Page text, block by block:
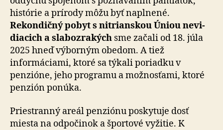
histórie a prírody môžu byť naplnené.
Rekondičný pobyt s nitrianskou Úniou ne­vi­
dia­cich a slabozrakých sme začali od 18. júla
2025 hneď výborným obedom. A tiež
informáciami, ktoré sa týkali poriadku v
penzióne, jeho programu a možnosťami, ktoré
penzión ponúka.
Priestranný areál penziónu poskytuje dosť
miesta na od­po­či­nok a športové vyžitie. K